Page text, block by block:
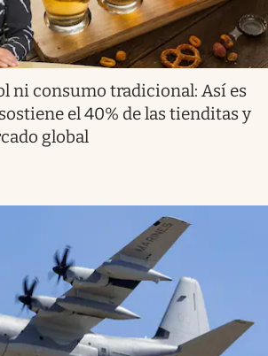
ni consumo tradicional: Así es
el 40% de las tienditas y
global